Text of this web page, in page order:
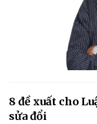
8 đề xuất cho
sửa đổi